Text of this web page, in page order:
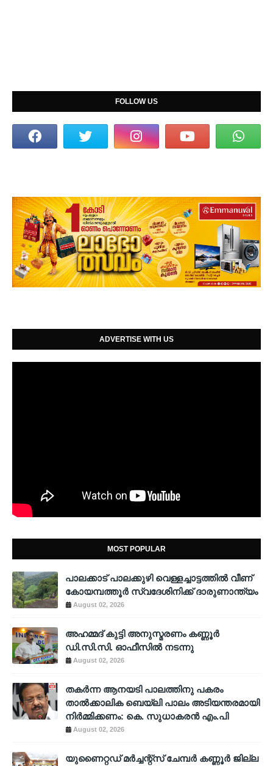
FOLLOW US
ADVERTISE WITH US
MOST POPULAR
പാലക്കാട് പാലക്കുഴി വെള്ളച്ചാട്ടത്തില്‍ വീണ്
കോയമ്പത്തൂര്‍ സ്വദേശിനിക്ക് ദാരുണാന്ത്യം
August 02, 2026
അഹമ്മദ് കുട്ടി അനുസ്മരണം കണ്ണൂർ
ഡി.സി.സി. ഓഫീസിൽ നടന്നു
August 02, 2026
തകർന്ന ആനയടി പാലത്തിനു പകരം
താൽക്കാലിക ബെയ്‌ലി പാലം അടിയന്തരമായി
നിർമ്മിക്കണം: കെ. സുധാകരൻ എം.പി
August 02, 2026
യുണൈറ്റഡ് മർച്ചന്റ്സ് ചേമ്പർ കണ്ണൂർ ജില്ല